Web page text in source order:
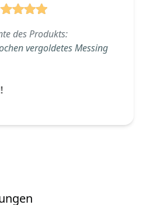
des Produkts:
vergoldetes Messing